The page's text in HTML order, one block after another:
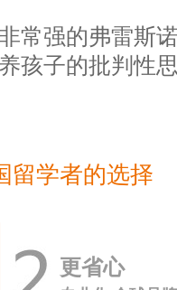
常强的弗雷斯
孩子的批判性
留学者的选择
更省心